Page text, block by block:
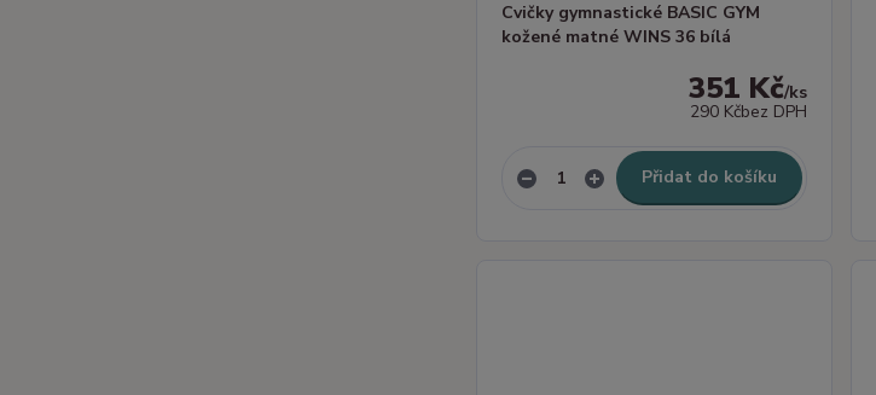
Cvičky gymnastické BASIC GYM
kožené matné WINS 36 bílá
351 Kč/ks
290 Kčbez DPH
Přidat do košíku